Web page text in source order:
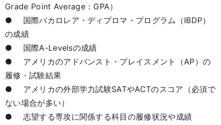
Grade Point Average：GPA）
● 国際バカロレア・ディプロマ・プログラム（IBDP）
の成績
● 国際A-Levelsの成績
● アメリカのアドバンスト・プレイスメント（AP）の
履修・試験結果
● アメリカの外部学力試験SATやACTのスコア（必須で
ない場合が多い）
● 志望する専攻に関係する科目の履修状況や成績